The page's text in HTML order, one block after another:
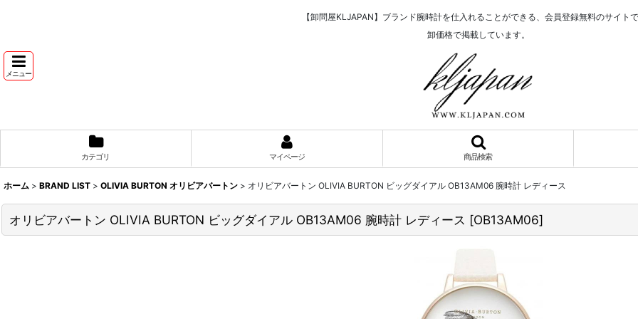
【卸問屋KLJAPAN】ブランド腕時計を仕入れることができる、会員登録無料のサイトで
卸価格で掲載しています。
メニュー
カテゴリ マイページ 商品検索
ホーム > BRAND LIST > OLIVIA BURTON オリビアバートン > オリビアバートン OLIVIA BURTON ビッグダイアル OB13AM06 腕時計 レディース
オリビアバートン OLIVIA BURTON ビッグダイアル OB13AM06 腕時計 レディース [OB13AM06]